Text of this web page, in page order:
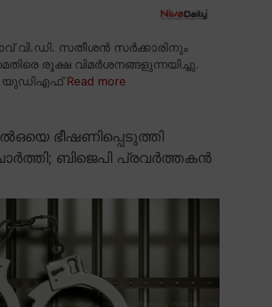
വി.ഡി. സതീശൻ സർക്കാരിനും
രൂക്ഷ വിമർശനങ്ങളുന്നയിച്ചു.
യുഡിഎഫ്Read more
ഭീഷണിപ്പെടുത്തി
ബിജെപി പ്രവർത്തകൻ